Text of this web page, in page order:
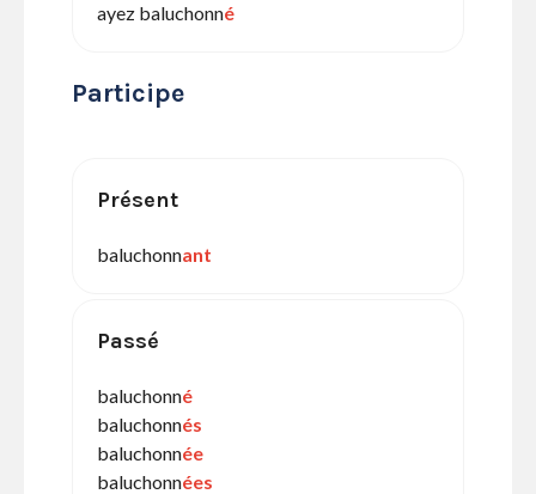
ayez baluchonné
Participe
Présent
baluchonnant
Passé
baluchonné
baluchonnés
baluchonnée
baluchonnées